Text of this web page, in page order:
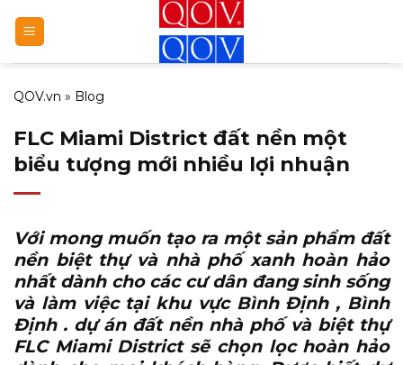
qua
nội
dung
QOV.vn » Blog
FLC Miami District đất nền một
biểu tượng mới nhiều lợi nhuận
Với mong muốn tạo ra một sản phẩm đất
nền biệt thự và nhà phố xanh hoàn hảo
nhất dành cho các cư dân đang sinh sống
và làm việc tại khu vực Bình Định , Bình
Định . dự án đất nền nhà phố và biệt thự
FLC Miami Districtsẽ chọn lọc hoàn hảo